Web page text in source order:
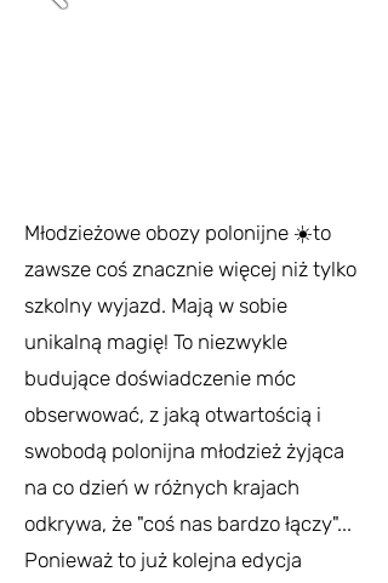
Młodzieżowe obozy polonijne ☀️to
zawsze coś znacznie więcej niż tylko
szkolny wyjazd. Mają w sobie
unikalną magię! To niezwykle
budujące doświadczenie móc
obserwować, z jaką otwartością i
swobodą polonijna młodzież żyjąca
na co dzień w różnych krajach
odkrywa, że "coś nas bardzo łączy"...
Ponieważ to już kolejna edycja